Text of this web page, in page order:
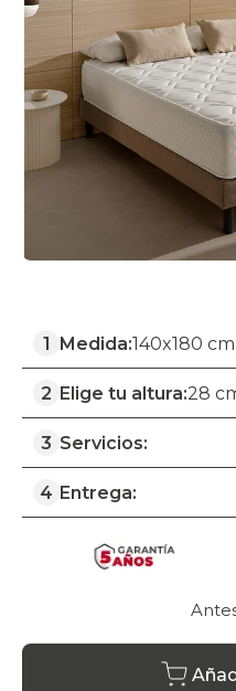
1 Medida:140x180
2 Elige tu altura:28
3 Servicios:
4 Entrega: